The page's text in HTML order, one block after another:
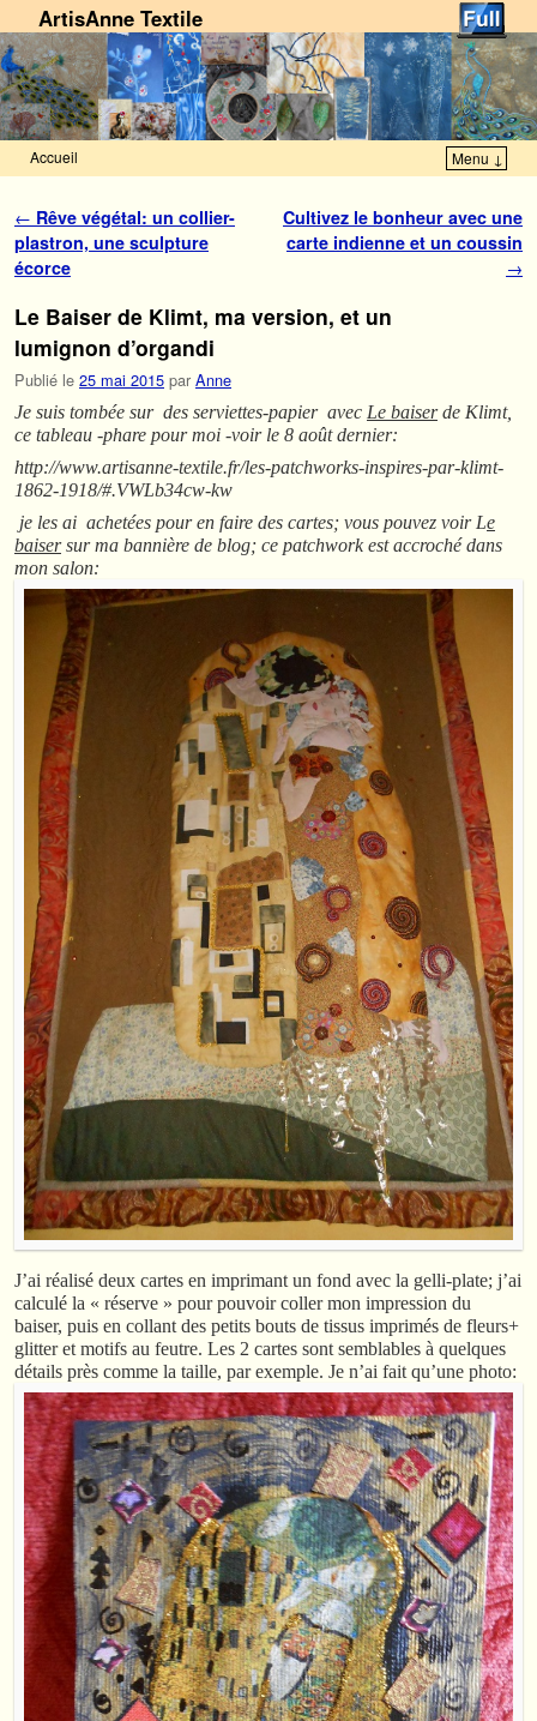
ArtisAnne Textile
Accueil Menu ↓
Navigation des articles
← Rêve végétal: un collier-
plastron, une sculpture
écorce
Cultivez le bonheur avec une
carte indienne et un coussin
→
Le Baiser de Klimt, ma version, et un
lumignon d’organdi
Publié le 25 mai 2015 par Anne
Je suis tombée sur des serviettes-papier avec Le baiserde Klimt,
ce tableau -phare pour moi -voir le 8 août dernier:
http://www.artisanne-textile.fr/les-patchworks-inspires-par-klimt-
1862-1918/#.VWLb34cw-kw
je les ai achetées pour en faire des cartes; vous pouvez voir Le
baisersur ma bannière de blog; ce patchwork est accroché dans
mon salon:
J’ai réalisé deux cartes en imprimant un fond avec la gelli-plate; j’ai
calculé la « réserve » pour pouvoir coller mon impression du
baiser, puis en collant des petits bouts de tissus imprimés de fleurs+
glitter et motifs au feutre. Les 2 cartes sont semblables à quelques
détails près comme la taille, par exemple. Je n’ai fait qu’une photo: